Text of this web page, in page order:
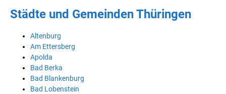
Städte und Gemeinden Thüringen
Altenburg
Am Ettersberg
Apolda
Bad Berka
Bad Blankenburg
Bad Lobenstein